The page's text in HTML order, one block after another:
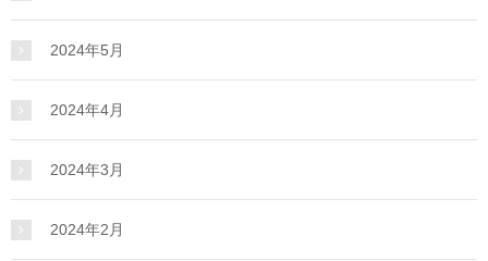
2024年5月
2024年4月
2024年3月
2024年2月